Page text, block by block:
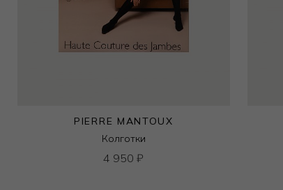
PIERRE MANTOUX
Колготки
4 950₽